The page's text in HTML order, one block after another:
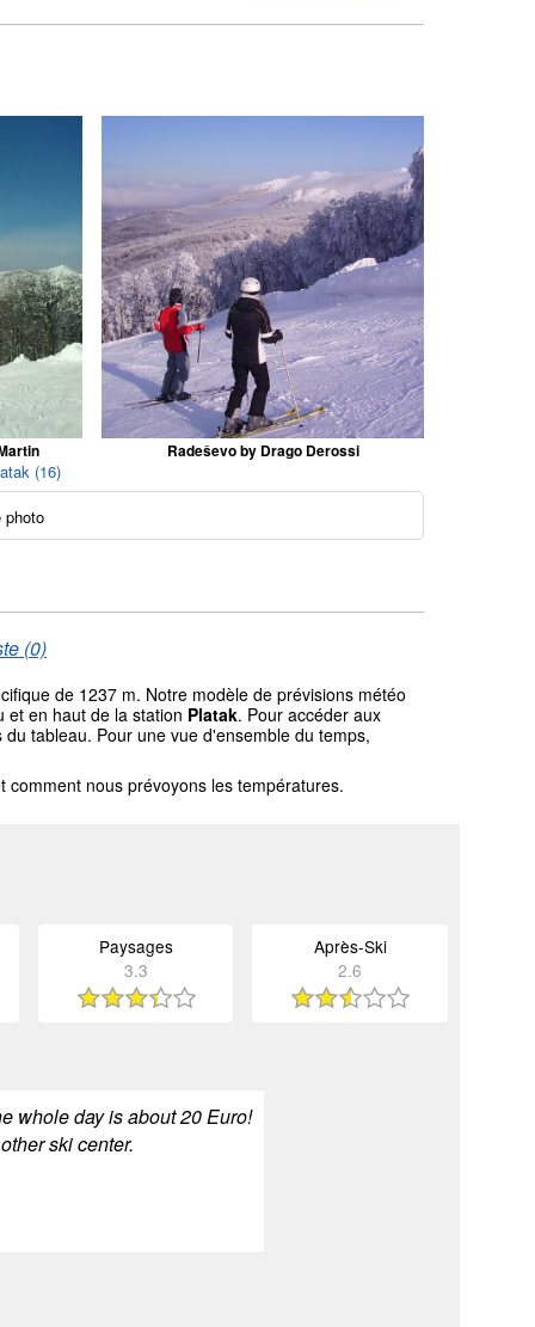
Radeševo by Drago Derossi
(16)
photo
(0)
de 1237 m. Notre modèle de prévisions météo
et en haut de la station Platak. Pour accéder aux
tableau. Pour une vue d'ensemble du temps,
nous prévoyons les températures.
Paysages
3.3
Après-Ski
2.6
whole day is about 20 Euro!
ski center.